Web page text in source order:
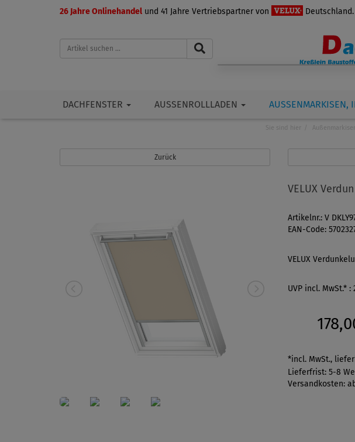
26 Jahre Onlinehandel und 41 Jahre Vertriebspartner von Deutschland.
DACHFENSTER AUSSENROLLLADEN AUSSENMARKISEN,
Sie sind hier
Zurück
VELUX
Artikelnr.: V
EAN-Code:
VELUX
UVP incl. MwSt.* :
*incl. MwSt.,
Lieferfrist: 5-8
Versandkosten: